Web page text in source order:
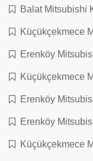
Balat Mitsubishi
Küçükçekmece
Erenköy
Küçükçekmece
Erenköy
Erenköy
Küçükçekmece